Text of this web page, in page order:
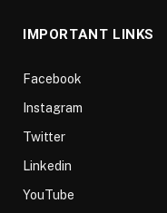
IMPORTANT LINKS
Facebook
Instagram
Twitter
Linkedin
YouTube